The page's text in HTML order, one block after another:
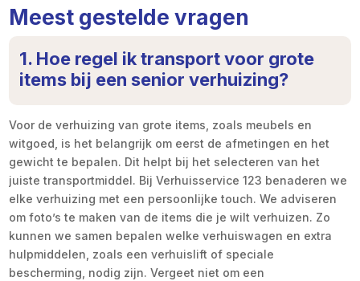
Meest gestelde vragen
1. Hoe regel ik transport voor grote
items bij een senior verhuizing?
Voor de verhuizing van grote items, zoals meubels en
witgoed, is het belangrijk om eerst de afmetingen en het
gewicht te bepalen. Dit helpt bij het selecteren van het
juiste transportmiddel. Bij Verhuisservice 123 benaderen we
elke verhuizing met een persoonlijke touch. We adviseren
om foto’s te maken van de items die je wilt verhuizen. Zo
kunnen we samen bepalen welke verhuiswagen en extra
hulpmiddelen, zoals een verhuislift of speciale
bescherming, nodig zijn. Vergeet niet om een